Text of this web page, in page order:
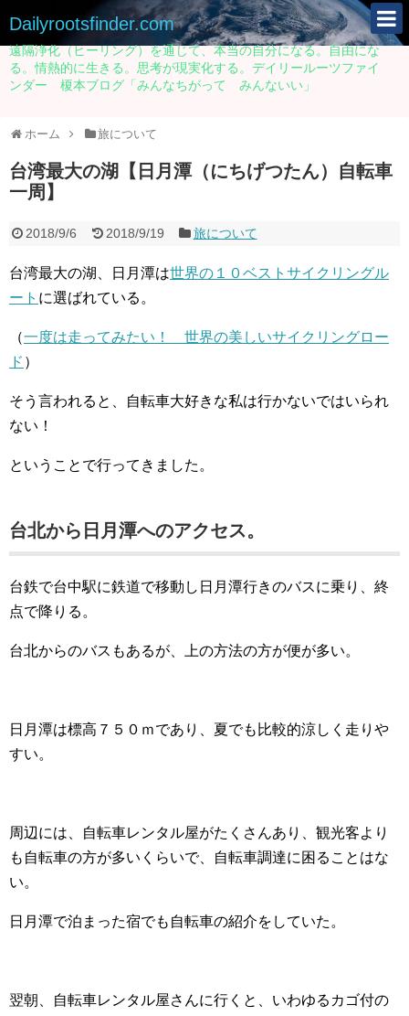
Dailyrootsfinder.com
遠隔浄化（ヒーリング）を通じて、本当の自分になる。自由にな
る。情熱的に生きる。思考が現実化する。デイリールーツファイ
ンダー 榎本ブログ「みんなちがって みんないい」
ホーム 旅について
台湾最大の湖【日月潭（にちげつたん）自転車
一周】
2018/9/6 2018/9/19 旅について
台湾最大の湖、日月潭は世界の１０ベストサイクリングル
ート に選ばれている。
（一度は走ってみたい！ 世界の美しいサイクリングロー
ド ）
そう言われると、自転車大好きな私は行かないではいられ
ない！
ということで行ってきました。
台北から日月潭へのアクセス。
台鉄で台中駅に鉄道で移動し日月潭行きのバスに乗り、終
点で降りる。
台北からのバスもあるが、上の方法の方が便が多い。
日月潭は標高７５０ｍであり、夏でも比較的涼しく走りや
すい。
周辺には、自転車レンタル屋がたくさんあり、観光客より
も自転車の方が多いくらいで、自転車調達に困ることはな
い。
日月潭で泊まった宿でも自転車の紹介をしていた。
翌朝、自転車レンタル屋さんに行くと、いわゆるカゴ付の